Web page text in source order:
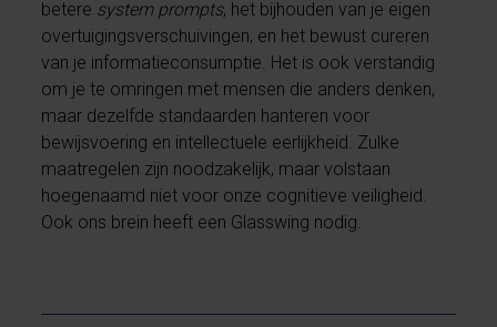
betere system prompts, het bijhouden van je eigen
overtuigingsverschuivingen, en het bewust cureren
van je informatieconsumptie. Het is ook verstandig
om je te omringen met mensen die anders denken,
maar dezelfde standaarden hanteren voor
bewijsvoering en intellectuele eerlijkheid. Zulke
maatregelen zijn noodzakelijk, maar volstaan
hoegenaamd niet voor onze cognitieve veiligheid.
Ook ons brein heeft een Glasswing nodig.